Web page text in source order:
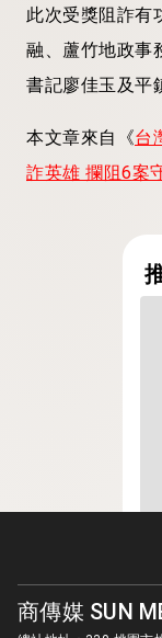
此次受獎阻詐有
融、蘆竹地政事
書記廖佳玉及平
本文章來自《台
詐英雄 攔阻6案
商傳媒 SUN